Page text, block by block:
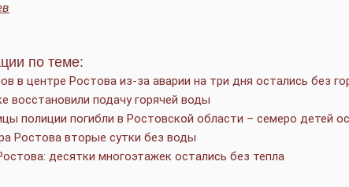
по теме:
в центре Ростова из-за аварии на три дня остались без
восстановили подачу горячей воды
полиции погибли в Ростовской области – семеро детей
Ростова вторые сутки без воды
десятки многоэтажек остались без тепла